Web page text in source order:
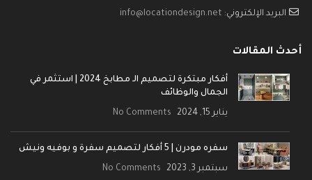
البريد الإلكتروني: info@locationdesign.net
أحدث المقالات
أفكار مبتكرة لتصميم الـ مطابخ 2024 | استثمر في
الجمال والوظائف
يناير 15, 2024 No Comments
سفره مودرن | 5 أفكار لتصميم سفرة و بوفيه ونيش
سبتمبر 3, 2023 No Comments